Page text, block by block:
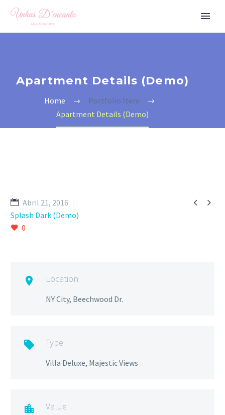
Apartment Details (Demo)
Home
Portfolio Item
Apartment Details (Demo)
 
Abril 21, 2016
Splash Dark (Demo)
0
 Location
NY City, Beechwood Dr.
 Type
Villa Deluxe, Majestic Views
 Value